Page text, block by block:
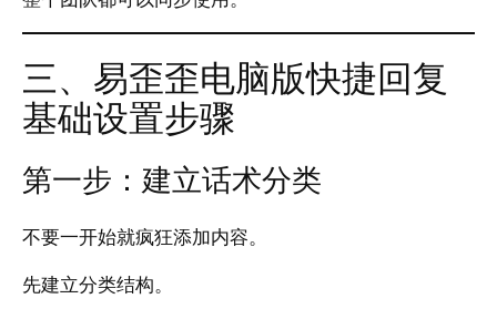
三、易歪歪电脑版快捷回复
基础设置步骤
第一步：建立话术分类
不要一开始就疯狂添加内容。
先建立分类结构。